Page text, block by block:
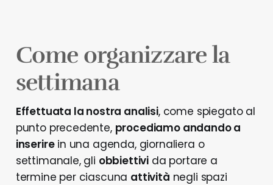
Come organizzare la
settimana
Effettuata la nostra analisi, come spiegato al
punto precedente, procediamo andando a
inserirein una agenda, giornaliera o
settimanale, gli obbiettivi da portare a
termine per ciascuna attività negli spazi